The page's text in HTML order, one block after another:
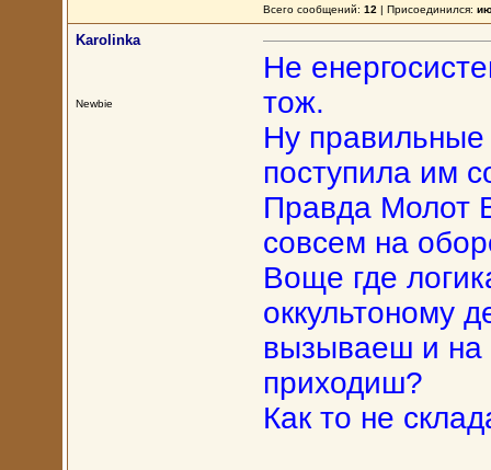
Всего сообщений: 12 | Присоединился:
Karolinka
Newbie
Не
тож.
Ну
поступила им
Правда Молот
совсем на
Воще где
оккультоному
вызываеш и на
приходиш?
Как то не